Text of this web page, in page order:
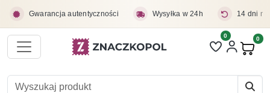
Gwarancja autentyczności Wysyłka w 24h 14 dni
Liczba pozycji
0 0